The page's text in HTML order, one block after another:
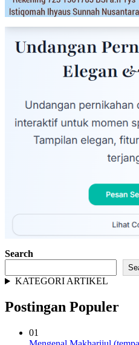
Search
KATEGORI ARTIKEL
Postingan Populer
01